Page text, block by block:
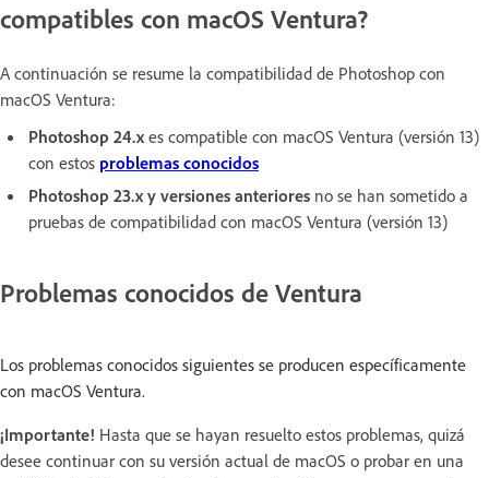
compatibles con macOS Ventura?
A continuación se resume la compatibilidad de Photoshop con
macOS Ventura:
Photoshop 24.x es compatible con macOS Ventura (versión 13)
con estos problemas conocidos
Photoshop 23.x y versiones anteriores no se han sometido a
pruebas de compatibilidad con macOS Ventura (versión 13)
Problemas conocidos de Ventura
Los problemas conocidos siguientes se producen específicamente
con macOS Ventura.
¡Importante! Hasta que se hayan resuelto estos problemas, quizá
desee continuar con su versión actual de macOS o probar en una